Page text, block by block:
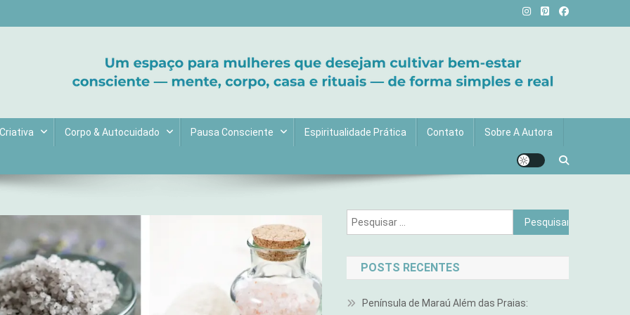
Corpo & Autocuidado Pausa Consciente Espiritualidade Prática Contato Sobre A Autora
Pesquisar
por:
POSTS RECENTES
Península de Maraú Além das Praias: